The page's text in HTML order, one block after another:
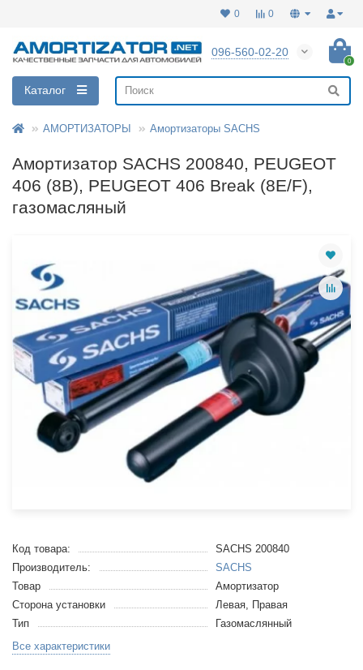
0
0
096-560-02-20
0
Каталог
АМОРТИЗАТОРЫ Амортизаторы SACHS
Амортизатор SACHS 200840, PEUGEOT
406 (8B), PEUGEOT 406 Break (8E/F),
газомасляный
Код товара:
SACHS 200840
Производитель:
SACHS
Товар
Амортизатор
Сторона установки
Левая, Правая
Тип
Газомаслянный
Все характеристики